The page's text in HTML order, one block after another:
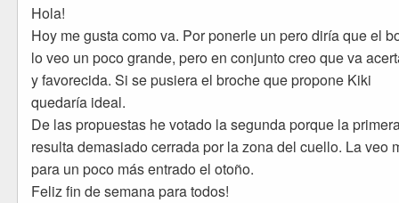
Hola!
Hoy me gusta como va. Por ponerle un pero diría que el
lo veo un poco grande, pero en conjunto creo que va
y favorecida. Si se pusiera el broche que propone Kiki
quedaría ideal.
De las propuestas he votado la segunda porque la
resulta demasiado cerrada por la zona del cuello. La veo
para un poco más entrado el otoño.
Feliz fin de semana para todos!